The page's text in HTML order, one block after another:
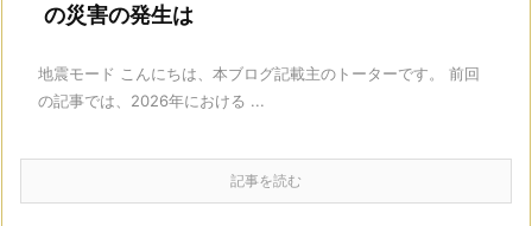
の災害の発生は
地震モード こんにちは、本ブログ記載主のトーターです。 前回
の記事では、2026年における ...
記事を読む